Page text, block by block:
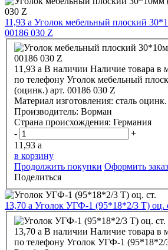
11,93 a Уголок мебельный плоский
00186 030 Z
11,93 a В наличии Наличие товара в
по телефону Уголок мебельный
(оцинк.) арт. 00186 030 Z
Материал изготовления: сталь оцинк.
Производитель: Ворман
Страна происхождения: Германия
-
+
11,93 a
в корзину
Продолжить покупки Оформить заказ
Поделиться
13,70 a Уголок УГФ-1 (95*18*2/3 Т) оц.
13,70 a В наличии Наличие товара в
по телефону Уголок УГФ-1 (95*18*2/